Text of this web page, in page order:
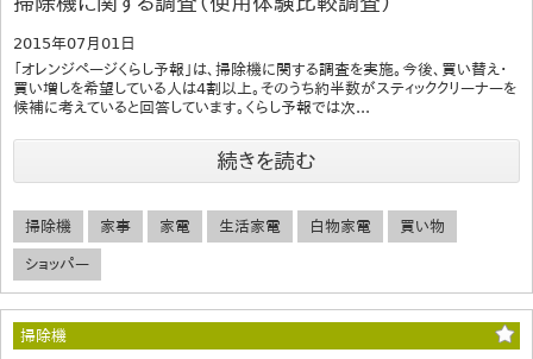
2015年07月01日
「オレンジページくらし予報」は、掃除機に関する調査を実施。今後、買い替え・
買い増しを希望している人は4割以上。そのうち約半数がスティッククリーナーを
候補に考えていると回答しています。くらし予報では次...
続きを読む
掃除機 家事 家電 生活家電 白物家電 買い物
ショッパー
掃除機